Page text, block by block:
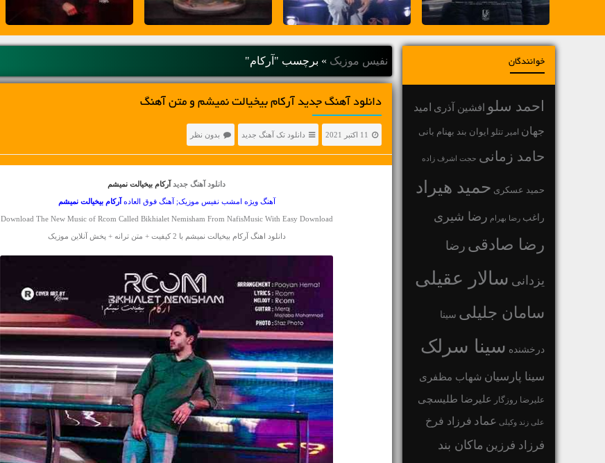
خوانندگان
احمد سلو افشین آذری امید
جهان امیر تتلو ایوان بند بهنام بانی
حامد زمانی حجت اشرف زاده
حمید عسکری حمید هیراد
راغب رضا بهرام رضا شیری
رضا صادقی رضا
یزدانی سالار عقیلی
سامان جلیلی سینا
درخشنده سینا سرلک
سینا پارسیان شهاب مظفری
علیرضا روزگار علیرضا طلیسچی
علی زند وکیلی عماد فرزاد فرخ
فرزاد فرزین ماکان بند
نفیس موزیک » برچسب "آرکام"
دانلود آهنگ جديد آرکام بیخیالت نمیشم و متن آهنگ
11 اکتبر 2021 دانلود تک آهنگ جدید بدون نظر
دانلود آهنگ جدید آرکام بیخیالت نمیشم
آهنگ ویژه امشب نفیس موزیک; آهنگ فوق العادهآرکام بیخیالت نمیشم
Download The New Music of Rcom Called Bikhialet Nemisham From NafisMusic With Easy Download
دانلود اهنگ آرکام بیخیالت نمیشم با 2 کیفیت + متن ترانه + پخش آنلاین موزیک